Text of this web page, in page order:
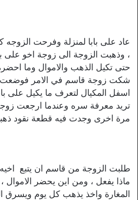
عاد على بابا لمنزلة وفرحت الزوجه
، وذهبت الزوجة الى زوجة اخو على
حتى تكيل الذهب والاموال وما
شكت زوجة قاسم في الامر
اسفل المكيال لتعرف ما يكيل على
تريد معرفة سره وعندما ارجعت زوجة
مرة اخرى وجدت فيه قطعة نقود
طلبت الزوجة من قاسم ان يتبع
ماذا يفعل ، ومن اين يحضر
المغارة واخذ يذهب كل يوم ويسرق